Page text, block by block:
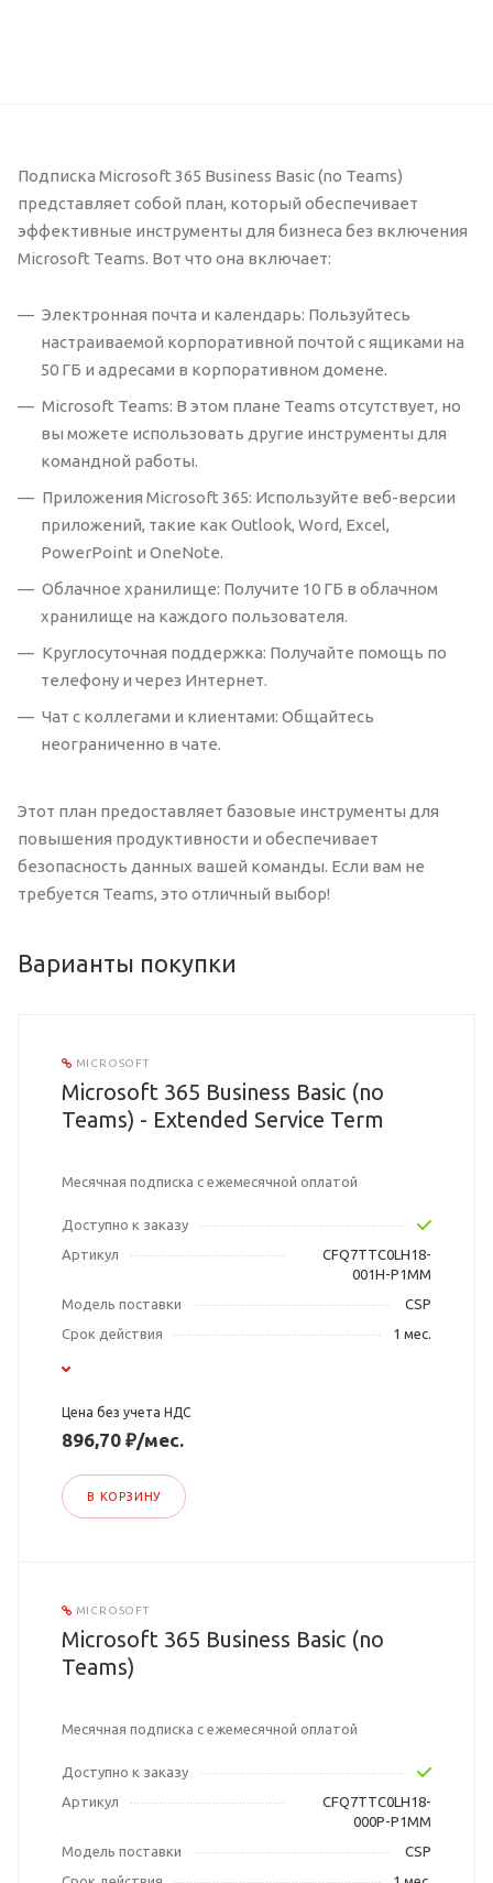
Подписка Microsoft 365 Business Basic (no Teams)
представляет собой план, который обеспечивает
эффективные инструменты для бизнеса без включения
Microsoft Teams. Вот что она включает:
Электронная почта и календарь: Пользуйтесь
настраиваемой корпоративной почтой с ящиками на
50 ГБ и адресами в корпоративном домене.
Microsoft Teams: В этом плане Teams отсутствует, но
вы можете использовать другие инструменты для
командной работы.
Приложения Microsoft 365: Используйте веб-версии
приложений, такие как Outlook, Word, Excel,
PowerPoint и OneNote.
Облачное хранилище: Получите 10 ГБ в облачном
хранилище на каждого пользователя.
Круглосуточная поддержка: Получайте помощь по
телефону и через Интернет.
Чат с коллегами и клиентами: Общайтесь
неограниченно в чате.
Этот план предоставляет базовые инструменты для
повышения продуктивности и обеспечивает
безопасность данных вашей команды. Если вам не
требуется Teams, это отличный выбор!
Варианты покупки
MICROSOFT
Microsoft 365 Business Basic (no
Teams) - Extended Service Term
Месячная подписка с ежемесячной оплатой
Доступно к заказу
Артикул
CFQ7TTC0LH18-
001H-P1MM
Модель поставки
CSP
Срок действия
1 мес.
Цена без учета НДС
896,70 ₽/мес.
В КОРЗИНУ
MICROSOFT
Microsoft 365 Business Basic (no
Teams)
Месячная подписка с ежемесячной оплатой
Доступно к заказу
Артикул
CFQ7TTC0LH18-
000P-P1MM
Модель поставки
CSP